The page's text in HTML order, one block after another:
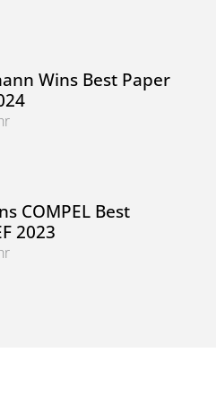
(DFG) Approves
Wins Best Paper
Best Paper Award at SMART
COMPEL Best
2023
Best Paper Award at ISEF